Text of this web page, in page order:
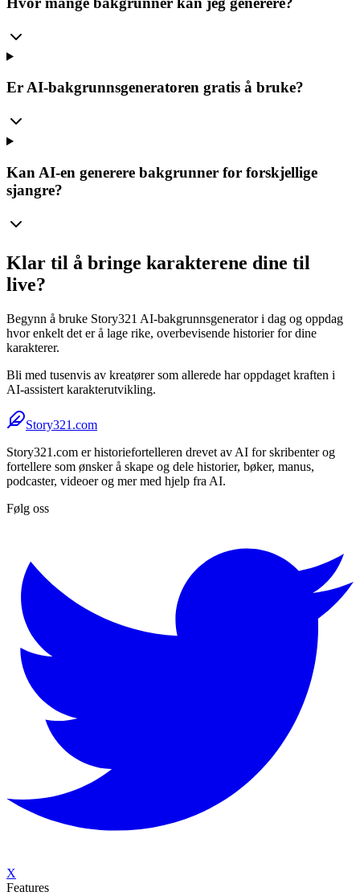
Er AI-bakgrunnsgeneratoren gratis å bruke?
Kan AI-en generere bakgrunner for forskjellige
sjangre?
Klar til å bringe karakterene dine til
live?
Begynn å bruke Story321 AI-bakgrunnsgenerator i dag og oppdag
hvor enkelt det er å lage rike, overbevisende historier for dine
karakterer.
Bli med tusenvis av kreatører som allerede har oppdaget kraften i
AI-assistert karakterutvikling.
Story321.com
Story321.com er historiefortelleren drevet av AI for skribenter og
fortellere som ønsker å skape og dele historier, bøker, manus,
podcaster, videoer og mer med hjelp fra AI.
Følg oss
X
Features